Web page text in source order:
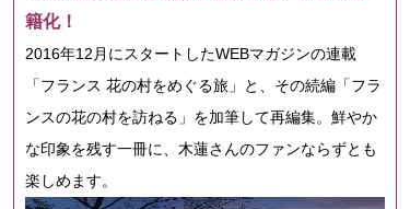
籍化！
2016年12月にスタートしたWEBマガジンの連載
「フランス 花の村をめぐる旅」と、その続編「フラ
ンスの花の村を訪ねる」を加筆して再編集。鮮やか
な印象を残す一冊に、木蓮さんのファンならずとも
楽しめます。